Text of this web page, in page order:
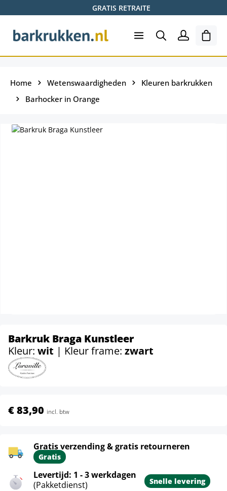
GRATIS RETRAITE
Home Wetenswaardigheden
Kleuren barkrukken
Barhocker in Orange
Barkruk Braga Kunstleer
Kleur: wit | Kleur frame: zwart
€ 83,90 incl. btw
Gratis verzending & gratis retourneren
Gratis
Levertijd: 1 - 3 werkdagen
(Pakketdienst)
Snelle levering